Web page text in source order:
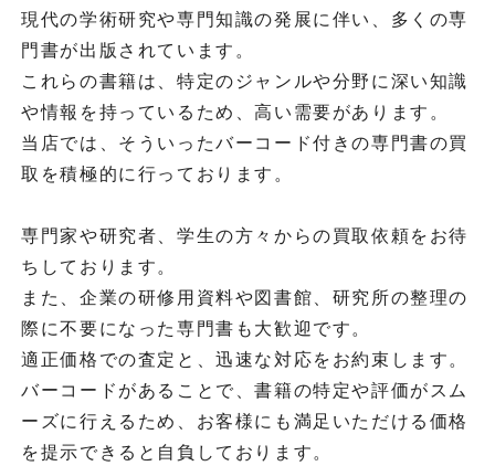
現代の学術研究や専門知識の発展に伴い、多くの専
門書が出版されています。
これらの書籍は、特定のジャンルや分野に深い知識
や情報を持っているため、高い需要があります。
当店では、そういったバーコード付きの専門書の買
取を積極的に行っております。
専門家や研究者、学生の方々からの買取依頼をお待
ちしております。
また、企業の研修用資料や図書館、研究所の整理の
際に不要になった専門書も大歓迎です。
適正価格での査定と、迅速な対応をお約束します。
バーコードがあることで、書籍の特定や評価がスム
ーズに行えるため、お客様にも満足いただける価格
を提示できると自負しております。